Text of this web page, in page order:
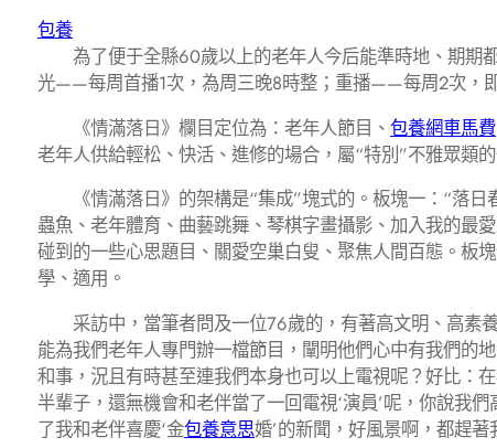
包養
為了便于全縣60歲以上的老年人今后能準時地、期期
光——每周首播1次，為周三晚8時整；重播——每周2次，
《情滿落日》欄目定位為：老年人節目、 包養網車馬費
老年人供給輕松、快活、進修的場合，屬“特別”不雅眾類
《情滿落日》的架構是“集成”塊式的。板塊一：“落日
蟲魚、老年體育、曲藝跳舞、琴棋字畫攝影、加入我的
碰到的一些心思題目、關愛空巢白叟、聚焦人間百態。板
學、適用。
采訪中，當筆者問及一位76歲的，有著高文明、高素
能為我們老年人專門辦一檔節目，闡明他們心中有我們的
和事，況且有時甚至連我們本身也可以上電視呢？好比：
半輩子，還無機會和老伴當了一回電視‘演員’呢，你說我
了我和老伴喜慶‘金包養意思婚’的新聞，好風景啊，都趕